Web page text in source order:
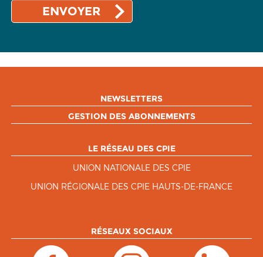
NEWSLETTERS
GESTION DES ABONNEMENTS
LE RÉSEAU DES CPIE
UNION NATIONALE DES CPIE
UNION RÉGIONALE DES CPIE HAUTS-DE-FRANCE
RÉSEAUX SOCIAUX